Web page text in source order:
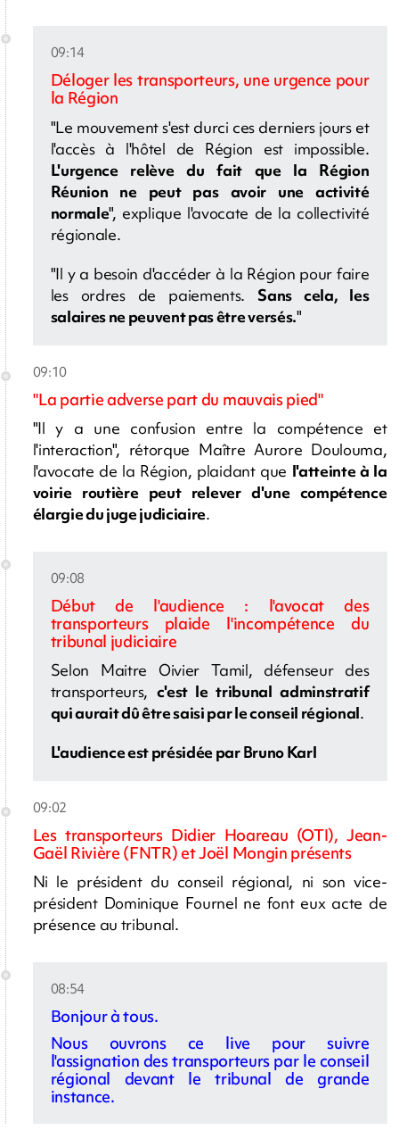
09:14
Déloger les transporteurs, une urgence pour
la Région
"Le mouvement s'est durci ces derniers jours et
l'accès à l'hôtel de Région est impossible.
L'urgence relève du fait que la Région
Réunion ne peut pas avoir une activité
normale", explique l'avocate de la collectivité
régionale.
"Il y a besoin d'accéder à la Région pour faire
les ordres de paiements. Sans cela, les
salaires ne peuvent pas être versés."
09:10
"La partie adverse part du mauvais pied"
"Il y a une confusion entre la compétence et
l'interaction", rétorque Maître Aurore Doulouma,
l'avocate de la Région, plaidant que l'atteinte à la
voirie routière peut relever d'une compétence
élargie du juge judiciaire.
09:08
Début de l'audience : l'avocat des
transporteurs plaide l'incompétence du
tribunal judiciaire
Selon Maitre Oivier Tamil, défenseur des
transporteurs, c'est le tribunal adminstratif
qui aurait dû être saisi par le conseil régional.
L'audience est présidée par Bruno Karl
09:02
Les transporteurs Didier Hoareau (OTI), Jean-
Gaël Rivière (FNTR) et Joël Mongin présents
Ni le président du conseil régional, ni son vice-
président Dominique Fournel ne font eux acte de
présence au tribunal.
08:54
Bonjour à tous.
Nous ouvrons ce live pour suivre
l'assignation des transporteurs par le conseil
régional devant le tribunal de grande
instance.